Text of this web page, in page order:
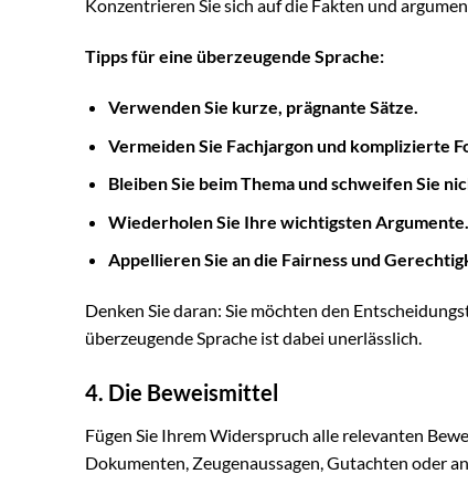
Konzentrieren Sie sich auf die Fakten und
Tipps für eine überzeugende Sprache:
Verwenden Sie kurze, prägnante Sätze.
Vermeiden Sie Fachjargon und komplizierte
Bleiben Sie beim Thema und schweifen Sie
Wiederholen Sie Ihre wichtigsten Argumente.
Appellieren Sie an die Fairness und
Denken Sie daran: Sie möchten den
überzeugende Sprache ist dabei unerlässlich.
4. Die Beweismittel
Fügen Sie Ihrem Widerspruch alle relevanten
Dokumenten, Zeugenaussagen, Gutachten oder